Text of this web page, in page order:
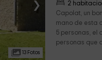
›
13 Fotos
2
Capolat, un
mano de esta
5 personas, el
personas que